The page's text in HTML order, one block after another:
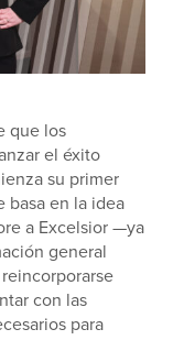
que los
el éxito
su primer
basa en la idea
a Excelsior —ya
general
con las
para